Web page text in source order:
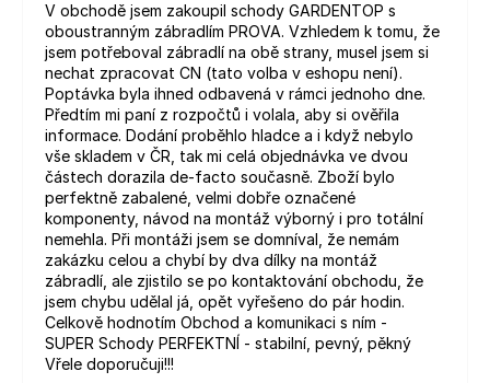
V obchodě jsem zakoupil schody GARDENTOP s
oboustranným zábradlím PROVA. Vzhledem k tomu, že
jsem potřeboval zábradlí na obě strany, musel jsem si
nechat zpracovat CN (tato volba v eshopu není).
Poptávka byla ihned odbavená v rámci jednoho dne.
Předtím mi paní z rozpočtů i volala, aby si ověřila
informace. Dodání proběhlo hladce a i když nebylo
vše skladem v ČR, tak mi celá objednávka ve dvou
částech dorazila de-facto současně. Zboží bylo
perfektně zabalené, velmi dobře označené
komponenty, návod na montáž výborný i pro totální
nemehla. Při montáži jsem se domníval, že nemám
zakázku celou a chybí by dva dílky na montáž
zábradlí, ale zjistilo se po kontaktování obchodu, že
jsem chybu udělal já, opět vyřešeno do pár hodin.
Celkově hodnotím Obchod a komunikaci s ním -
SUPER Schody PERFEKTNÍ - stabilní, pevný, pěkný
Vřele doporučuji!!!